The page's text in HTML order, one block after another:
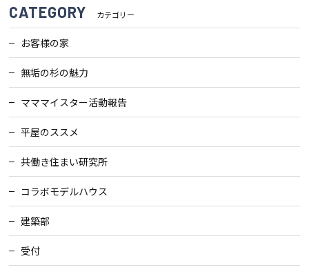
施工実績
モデルハウス紹介
会社案内
CATEGORY カテゴリー
お客様の家
無垢の杉の魅力
マママイスター活動報告
平屋のススメ
共働き住まい研究所
コラボモデルハウス
建築部
受付